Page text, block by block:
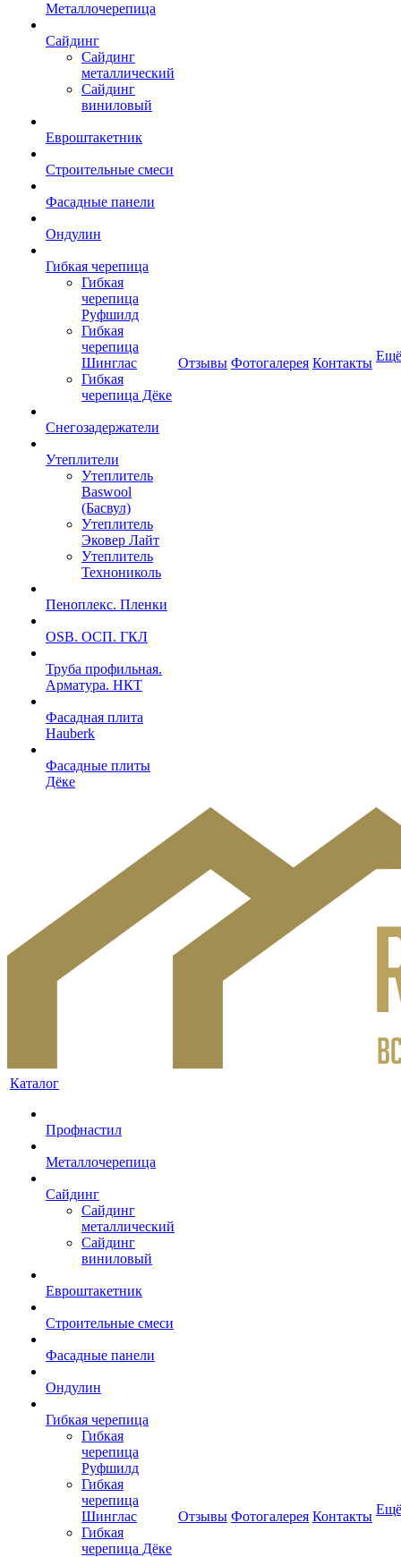
Металлочерепица
Сайдинг
Сайдинг
металлический
Сайдинг
виниловый
Евроштакетник
Строительные смеси
Фасадные панели
Ондулин
Гибкая черепица
Гибкая
черепица
Руфшилд
Гибкая
черепица
Шинглас
Гибкая
черепица Дёке
Снегозадержатели
Утеплители
Утеплитель
Baswool
(Басвул)
Утеплитель
Эковер Лайт
Утеплитель
Технониколь
Пеноплекс. Пленки
OSB. ОСП. ГКЛ
Труба профильная.
Арматура. НКТ
Фасадная плита
Hauberk
Фасадные плиты
Дёке
Отзывы Фотогалерея Контакты Ещё
Каталог
Профнастил
Металлочерепица
Сайдинг
Сайдинг
металлический
Сайдинг
виниловый
Евроштакетник
Строительные смеси
Фасадные панели
Ондулин
Гибкая черепица
Гибкая
черепица
Руфшилд
Гибкая
черепица
Шинглас
Гибкая
черепица Дёке
Отзывы Фотогалерея Контакты Ещё